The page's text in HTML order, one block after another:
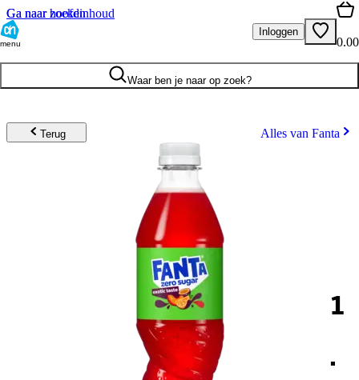
Ga naar hoofdinhoud
Ga naar zoeken
menu
Inloggen
0.00
Waar ben je naar op zoek?
Terug Alles van Fanta
1
.